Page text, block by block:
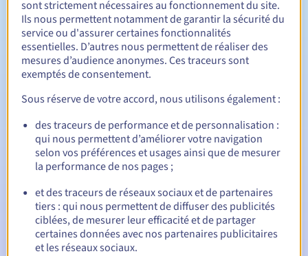
Période de rédemption 30 jours
Notifications automatiques :
Emails d'avertissement :60, 30, 15, 7 et 3 jours avant la
date d'échéance
E-mail le jour de l'expirationpour notification de la
E-mail après la Redemption Grace Periodpour
notification de la suppression du nom de domaine
sont strictement nécessaires au fonctionnement du site.
Ils nous permettent notamment de garantir la sécurité du
service ou d'assurer certaines fonctionnalités
essentielles. D’autres nous permettent de réaliser des
mesures d’audience anonymes. Ces traceurs sont
exemptés de consentement.
Sous réserve de votre accord, nous utilisons également :
des traceurs de performance et de personnalisation :
qui nous permettent d’améliorer votre navigation
selon vos préférences et usages ainsi que de mesurer
la performance de nos pages ;
et des traceurs de réseaux sociaux et de partenaires
tiers : qui nous permettent de diffuser des publicités
ciblées, de mesurer leur efficacité et de partager
certaines données avec nos partenaires publicitaires
et les réseaux sociaux.